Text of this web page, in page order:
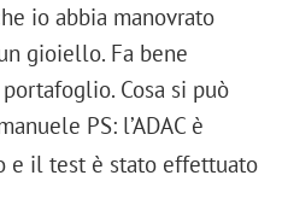
io abbia manovrato
gioiello. Fa bene
Cosa si può
PS: l’ADAC è
e il test è stato effettuato